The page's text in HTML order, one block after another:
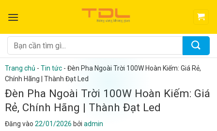
qua
dung
Tìm
kiếm:
Trang chủ - Tin tức - Đèn Pha Ngoài Trời 100W Hoàn Kiếm: Giá Rẻ,
Chính Hãng | Thành Đạt Led
Đèn Pha Ngoài Trời 100W Hoàn Kiếm: Giá
Rẻ, Chính Hãng | Thành Đạt Led
Đăng vào 22/01/2026 bởi admin